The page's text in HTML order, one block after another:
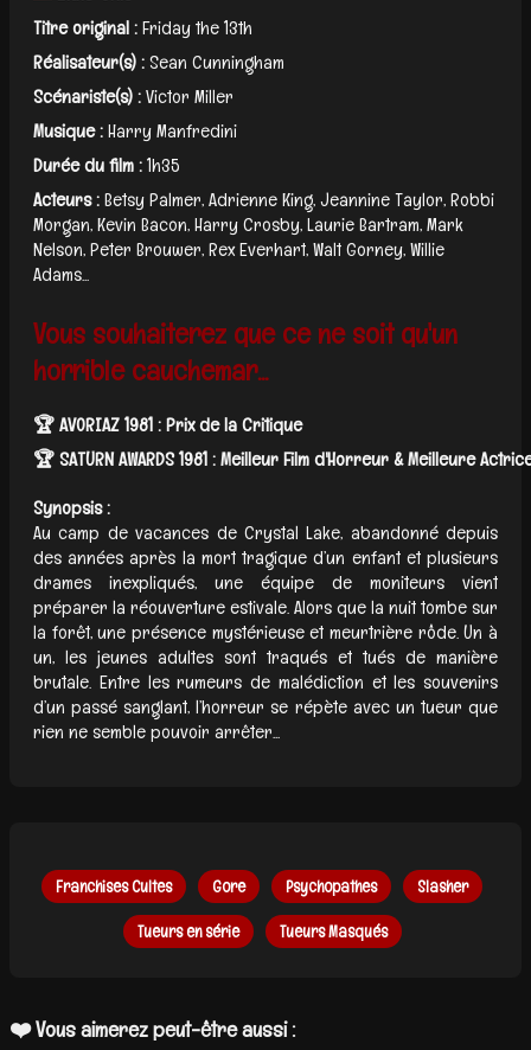
Titre original :Friday the 13th
Réalisateur(s) :Sean Cunningham
Scénariste(s) :Victor Miller
Musique :Harry Manfredini
Durée du film :1h35
Acteurs :Betsy Palmer, Adrienne King, Jeannine Taylor, Robbi
Morgan, Kevin Bacon, Harry Crosby, Laurie Bartram, Mark
Nelson, Peter Brouwer, Rex Everhart, Walt Gorney, Willie
Adams...
Vous souhaiterez que ce ne soit qu'un
horrible cauchemar...
🏆 AVORIAZ 1981 : Prix de la Critique
🏆 SATURN AWARDS 1981 : Meilleur Film d'Horreur & Meilleure
Synopsis :
Au camp de vacances de Crystal Lake, abandonné depuis
des années après la mort tragique d’un enfant et plusieurs
drames inexpliqués, une équipe de moniteurs vient
préparer la réouverture estivale. Alors que la nuit tombe sur
la forêt, une présence mystérieuse et meurtrière rôde. Un à
un, les jeunes adultes sont traqués et tués de manière
brutale. Entre les rumeurs de malédiction et les souvenirs
d’un passé sanglant, l’horreur se répète avec un tueur que
rien ne semble pouvoir arrêter...
Franchises Cultes Gore Psychopathes Slasher
Tueurs en série Tueurs Masqués
❤️ Vous aimerez peut-être aussi :